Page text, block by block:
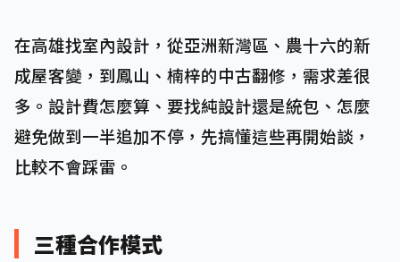
在高雄找室內設計，從亞洲新灣區、農十六的新
成屋客變，到鳳山、楠梓的中古翻修，需求差很
多。設計費怎麼算、要找純設計還是統包、怎麼
避免做到一半追加不停，先搞懂這些再開始談，
比較不會踩雷。
三種合作模式